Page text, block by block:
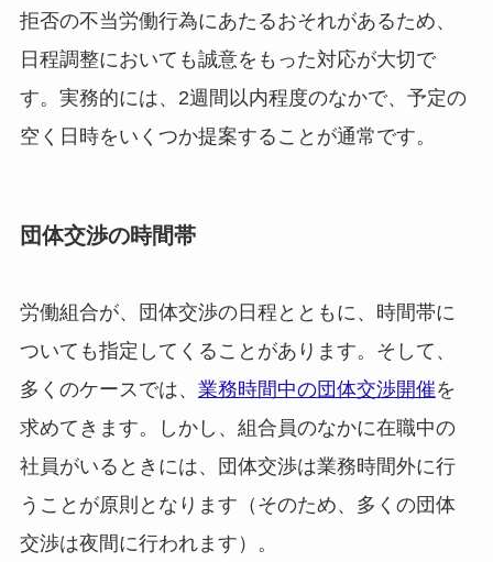
拒否の不当労働行為にあたるおそれがあるため、
日程調整においても誠意をもった対応が大切で
す。実務的には、2週間以内程度のなかで、予定の
空く日時をいくつか提案することが通常です。
団体交渉の時間帯
労働組合が、団体交渉の日程とともに、時間帯に
ついても指定してくることがあります。そして、
多くのケースでは、 業務時間中の団体交渉開催を
求めてきます。しかし、組合員のなかに在職中の
社員がいるときには、団体交渉は業務時間外に行
うことが原則となります（そのため、多くの団体
交渉は夜間に行われます）。